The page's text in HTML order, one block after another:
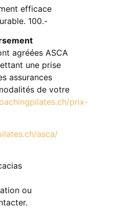
efficace
100.-
agréées ASCA
une prise
assurances
de votre
prix-
asca/
ou